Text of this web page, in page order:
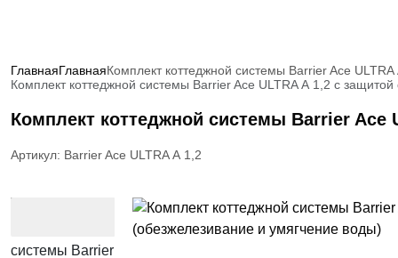
коттеджа
для
Пластиковые
ГлавнаяГлавнаяКомплект коттеджной системы Barrier Ace
Комплект коттеджной системы Barrier Ace ULTRA А 1,2 с
Комплект коттеджной системы Barrier Ace
Артикул: Barrier Ace ULTRA А 1,2